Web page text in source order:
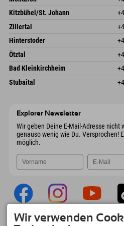
Dorfstr. 127b
6793 Gaschurn/Montafon
Österreich
Kitzbühel/St. Johann
Speckbacherstraße 87
6380 St. Johann in Tirol
Österreich
Zillertal
Schmiedau 2
Österreich
Hinterstoder
Freizeitpark 10
4573 Hinterstoder
Österreich
Ötztal
Gscheat 14
Österreich
Bad Kleinkirchheim
Dorfstraße 24
9546 Bad Kleinkirchheim
Stubaital
Explorer Newsletter
Wir geben Deine E-Mail-Adresse nicht
genauso wenig wie Du. Versprochen!
möglich.
Wir verwenden